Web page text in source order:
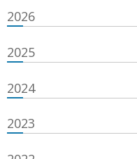
2026
2025
2024
2023